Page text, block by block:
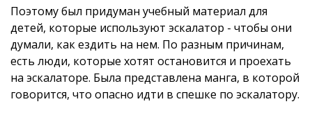
Поэтому был придуман учебный материал для
детей, которые используют эскалатор - чтобы они
думали, как ездить на нем. По разным причинам,
есть люди, которые хотят остановится и проехать
на эскалаторе. Была представлена манга, в которой
говорится, что опасно идти в спешке по эскалатору.